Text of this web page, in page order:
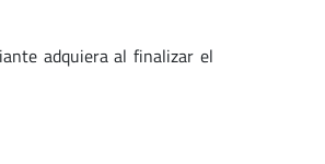
adquiera al finalizar el